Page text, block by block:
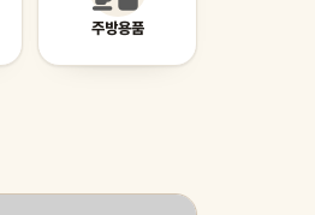
주방용품